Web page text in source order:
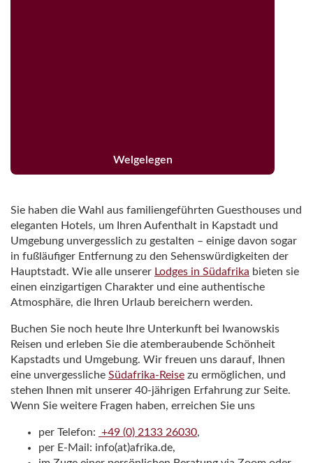
Welgelegen
Sie haben die Wahl aus familiengeführten Guesthouses und
eleganten Hotels, um Ihren Aufenthalt in Kapstadt und
Umgebung unvergesslich zu gestalten – einige davon sogar
in fußläufiger Entfernung zu den Sehenswürdigkeiten der
Hauptstadt. Wie alle unserer Lodges in Südafrika bieten sie
einen einzigartigen Charakter und eine authentische
Atmosphäre, die Ihren Urlaub bereichern werden.
Buchen Sie noch heute Ihre Unterkunft bei Iwanowskis
Reisen und erleben Sie die atemberaubende Schönheit
Kapstadts und Umgebung. Wir freuen uns darauf, Ihnen
eine unvergessliche Südafrika-Reise zu ermöglichen, und
stehen Ihnen mit unserer 40-jährigen Erfahrung zur Seite.
Wenn Sie weitere Fragen haben, erreichen Sie uns
per Telefon: +49 (0) 2133 26030,
per E-Mail: info(at)afrika.de,